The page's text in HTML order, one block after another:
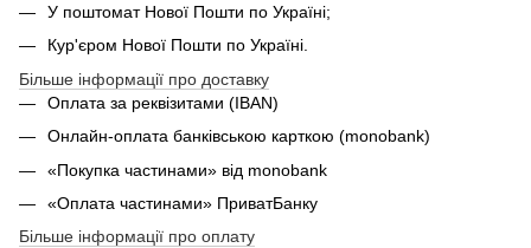
У поштомат Нової Пошти по Україні;
Кур'єром Нової Пошти по Україні.
Більше інформації про доставку
Оплата за реквізитами (IBAN)
Онлайн-оплата банківською карткою (monobank)
«Покупка частинами» від monobank
«Оплата частинами» ПриватБанку
Більше інформації про оплату